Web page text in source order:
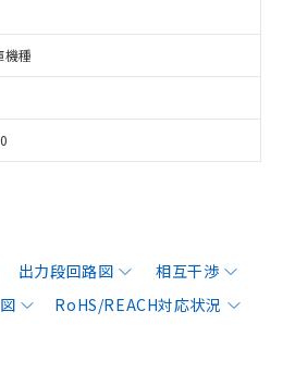
機種
出力段回路図
相互干渉
RoHS/REACH対応状況